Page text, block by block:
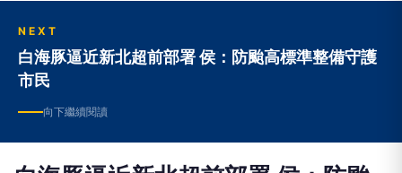
NEXT
白海豚逼近新北超前部署 侯：防颱高標準整備守護
市民
向下繼續閱讀